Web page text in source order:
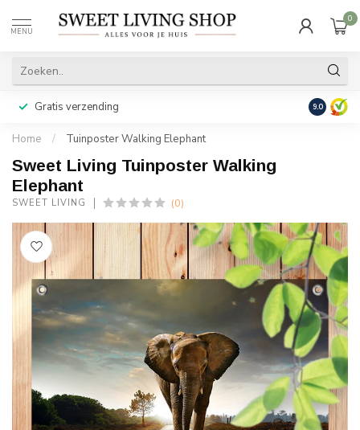
MENU
0
Gratis verzending Achteraf
9.0
Home / Tuinposter Walking Elephant
Sweet Living Tuinposter Walking
Elephant
SWEET LIVING (0)